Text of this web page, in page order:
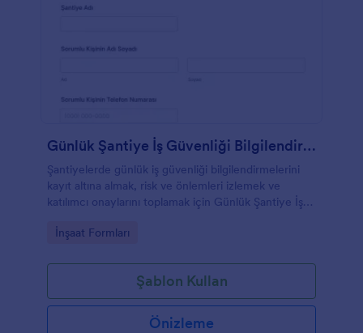
Günlük Şantiye İş Güvenliği Bilgilendirme Formu
Şantiyelerde günlük iş güvenliği bilgilendirmelerini
kayıt altına almak, risk ve önlemleri izlemek ve
katılımcı onaylarını toplamak için Günlük Şantiye İş
Go to Category:
İnşaat Formları
Şablon Kullan
Önizleme